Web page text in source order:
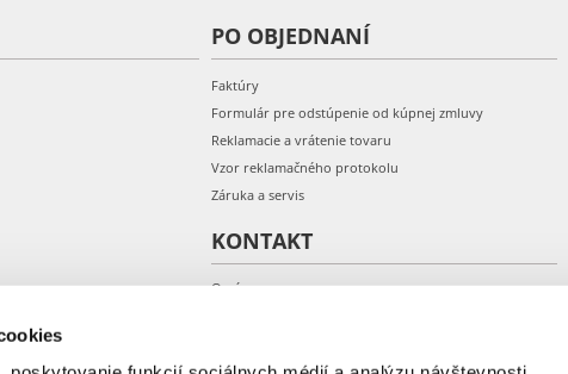
PO OBJEDNANÍ
Faktúry
Formulár pre odstúpenie od kúpnej zmluvy
Reklamacie a vrátenie tovaru
Vzor reklamačného protokolu
Záruka a servis
KONTAKT
O nás